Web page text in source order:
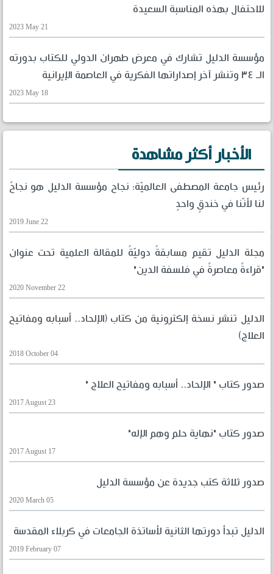
للاحتفال بهذه المناسبة السعيدة
2023 May 21
مؤسسة الدليل تشارك في معرض طهران الدولي للكتاب بدورته
الـ ٣٤ وتنشر آخر إصداراتها الفكرية في العاصمة الإيرانية
2023 May 18
الأخبار أكثر مشاهدة
رئيس جامعة المصطفى العالميّة: نجاح مؤسسة الدليل هو نجاحٌ
لنا لأنّنا في خندقٍ واحدٍ
2019 June 22
مجلة الدليل تقيم مسابقةً دوليّةً للمقالة العلمية تحت عنوان
"قراءةٌ معاصرةٌ في فلسفة الدين"
2020 November 22
الدليل تنشر نسخة إلكترونية من كتاب (الإلحاد.. أسبابه ومفاتيح
العلاج)
2018 October 04
صدور كتاب " الإلحاد.. أسبابه ومفاتيح العلاج "
2017 August 23
صدور كتاب "نهاية حلم وهم الإله"
2017 August 17
صدور ثلاثة كتب جديدة عن مؤسسة الدليل
2020 March 05
الدليل تبدأ دورتها الثانية لأساتذة الجامعات في كربلاء المقدسة
2019 February 07